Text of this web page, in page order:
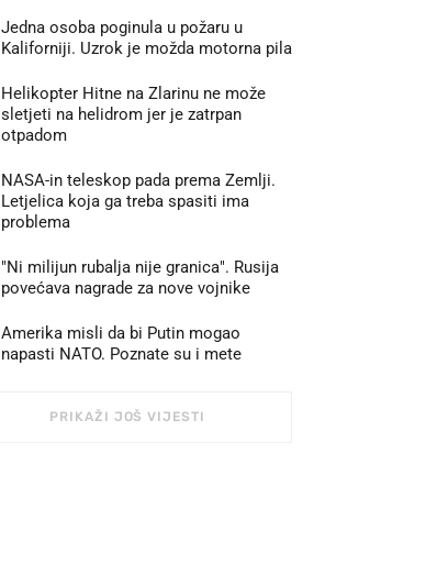
Jedna osoba poginula u požaru u
Kaliforniji. Uzrok je možda motorna pila
Helikopter Hitne na Zlarinu ne može
sletjeti na helidrom jer je zatrpan
otpadom
NASA-in teleskop pada prema Zemlji.
Letjelica koja ga treba spasiti ima
problema
"Ni milijun rubalja nije granica". Rusija
povećava nagrade za nove vojnike
Amerika misli da bi Putin mogao
napasti NATO. Poznate su i mete
PRIKAŽI JOŠ VIJESTI